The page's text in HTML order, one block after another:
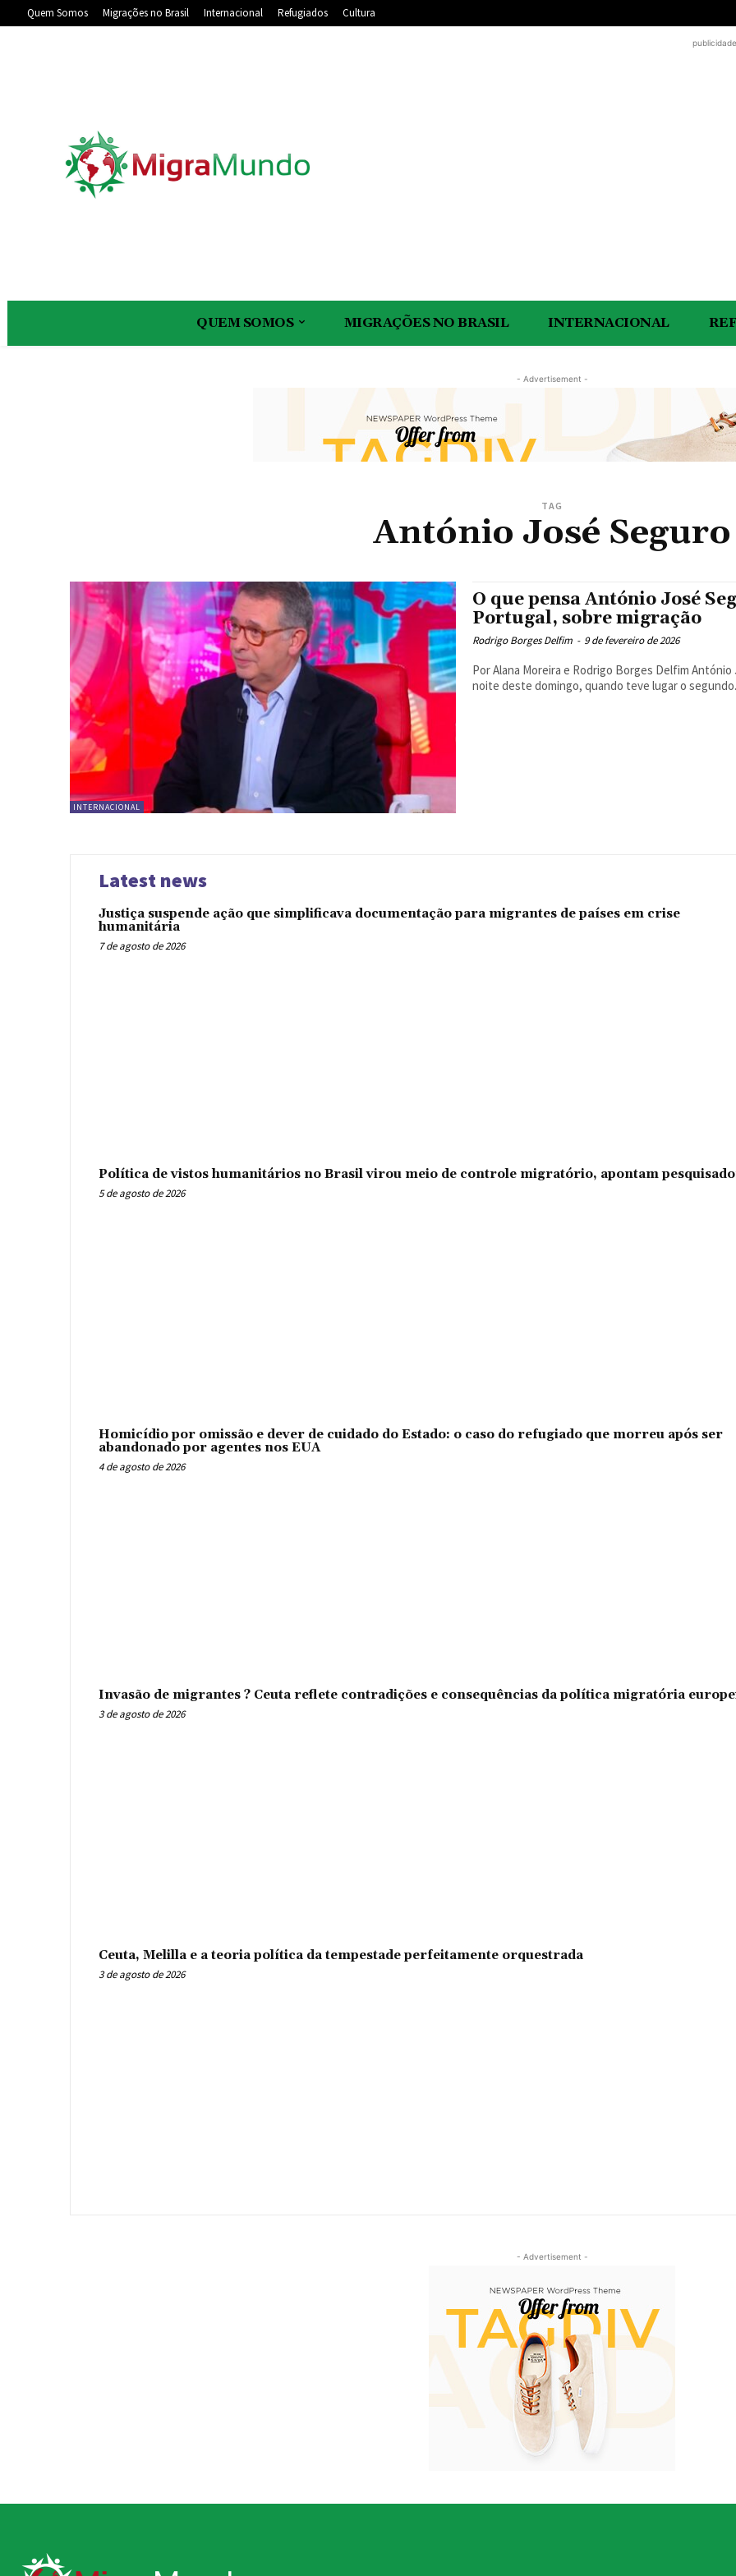
Quem Somos Migrações no Brasil Internacional Refugiados Cultura
QUEM SOMOS MIGRAÇÕES NO BRASIL INTERNACIONAL
- Advertisement -
TAG
António José Seguro
INTERNACIONAL
O que pensa António José
Portugal, sobre migração
Rodrigo Borges Delfim - 9 de fevereiro de 2026
Por Alana Moreira e Rodrigo Borges Delfim António José Seguro é o novo presidente português, eleito na
noite deste domingo, quando teve lugar o
Latest news
Justiça suspende ação que simplificava documentação para migrantes de países em crise
humanitária
7 de agosto de 2026
Política de vistos humanitários no Brasil virou meio de controle migratório, apontam
5 de agosto de 2026
Homicídio por omissão e dever de cuidado do Estado: o caso do refugiado que morreu após ser
abandonado por agentes nos EUA
4 de agosto de 2026
Invasão de migrantes ? Ceuta reflete contradições e consequências da política migratória
3 de agosto de 2026
Ceuta, Melilla e a teoria política da tempestade perfeitamente orquestrada
3 de agosto de 2026
- Advertisement -